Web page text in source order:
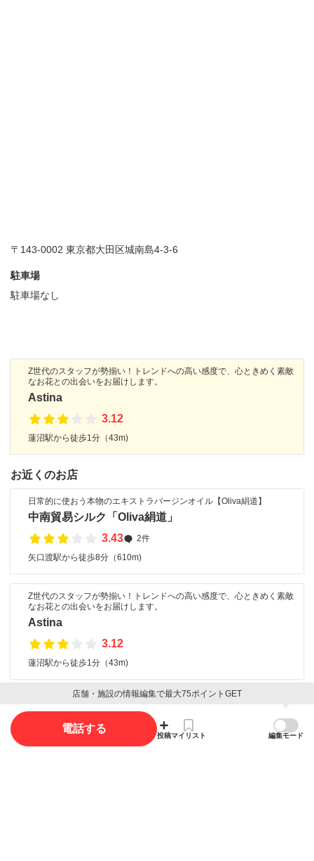
〒143-0002 東京都大田区城南島4-3-6
駐車場
駐車場なし
Z世代のスタッフが勢揃い！トレンドへの高い感度で、心ときめく素敵
なお花との出会いをお届けします。
Astina
3.12
蓮沼駅から徒歩1分（43m)
お近くのお店
日常的に使おう本物のエキストラバージンオイル【Oliva絹道】
中南貿易シルク「Oliva絹道」
3.43
2件
矢口渡駅から徒歩8分（610m)
Z世代のスタッフが勢揃い！トレンドへの高い感度で、心ときめく素敵
なお花との出会いをお届けします。
Astina
3.12
蓮沼駅から徒歩1分（43m)
口コミ
店舗・施設の情報編集で最大75ポイントGET
電話する
投稿マイリスト 編集モード